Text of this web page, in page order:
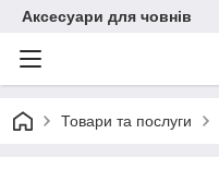
Аксесуари для човнів
Товари та послуги